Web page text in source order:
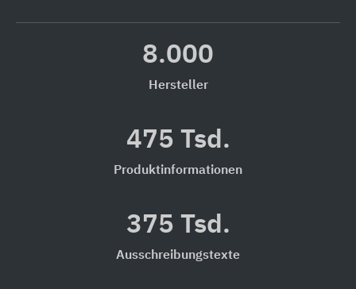
8.000
Hersteller
475 Tsd.
Produktinformationen
375 Tsd.
Ausschreibungstexte